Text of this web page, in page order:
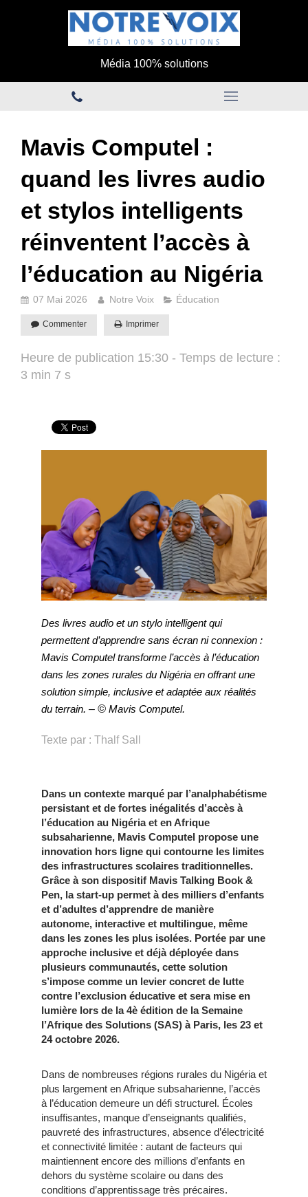
Média 100% solutions
Mavis Computel :
quand les livres audio
et stylos intelligents
réinventent l’accès à
l’éducation au Nigéria
07 Mai 2026 Notre Voix Éducation
Commenter Imprimer
Heure de publication 15:30 - Temps de lecture :
3 min 7 s
Des livres audio et un stylo intelligent qui
permettent d’apprendre sans écran ni connexion :
Mavis Computel transforme l’accès à l’éducation
dans les zones rurales du Nigéria en offrant une
solution simple, inclusive et adaptée aux réalités
du terrain. – © Mavis Computel.
Texte par : Thalf Sall
Dans un contexte marqué par l’analphabétisme
persistant et de fortes inégalités d’accès à
l’éducation au Nigéria et en Afrique
subsaharienne, Mavis Computel propose une
innovation hors ligne qui contourne les limites
des infrastructures scolaires traditionnelles.
Grâce à son dispositif Mavis Talking Book &
Pen, la start-up permet à des milliers d’enfants
et d’adultes d’apprendre de manière
autonome, interactive et multilingue, même
dans les zones les plus isolées. Portée par une
approche inclusive et déjà déployée dans
plusieurs communautés, cette solution
s’impose comme un levier concret de lutte
contre l’exclusion éducative et sera mise en
lumière lors de la 4è édition de la Semaine
l’Afrique des Solutions (SAS) à Paris, les 23 et
24 octobre 2026.
Dans de nombreuses régions rurales du Nigéria et
plus largement en Afrique subsaharienne, l’accès
à l’éducation demeure un défi structurel. Écoles
insuffisantes, manque d’enseignants qualifiés,
pauvreté des infrastructures, absence d’électricité
et connectivité limitée : autant de facteurs qui
maintiennent encore des millions d’enfants en
dehors du système scolaire ou dans des
conditions d’apprentissage très précaires.